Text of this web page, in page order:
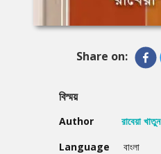
Share on:
বিস্ময়
Author
রাবেয়া খাতুন
Language
বাংলা